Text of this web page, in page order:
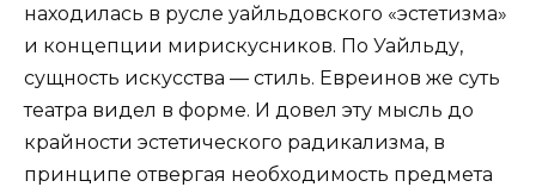
находилась в русле уайльдовского «эстетизма»
и концепции мирискусников. По Уайльду,
сущность искусства — стиль. Евреинов же суть
театра видел в форме. И довел эту мысль до
крайности эстетического радикализма, в
принципе отвергая необходимость предмета